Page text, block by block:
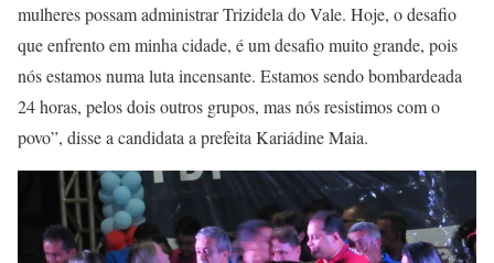
mulheres possam administrar Trizidela do Vale. Hoje, o desafio
que enfrento em minha cidade, é um desafio muito grande, pois
nós estamos numa luta incensante. Estamos sendo bombardeada
24 horas, pelos dois outros grupos, mas nós resistimos com o
povo”, disse a candidata a prefeita Kariádine Maia.